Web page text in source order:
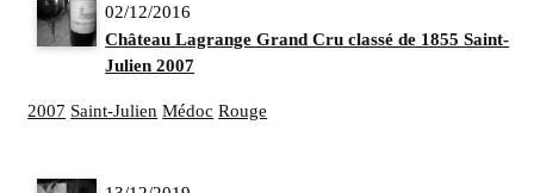
02/12/2016
Château Lagrange Grand Cru classé de 1855 Saint-
Julien 2007
2007 Saint-Julien Médoc Rouge